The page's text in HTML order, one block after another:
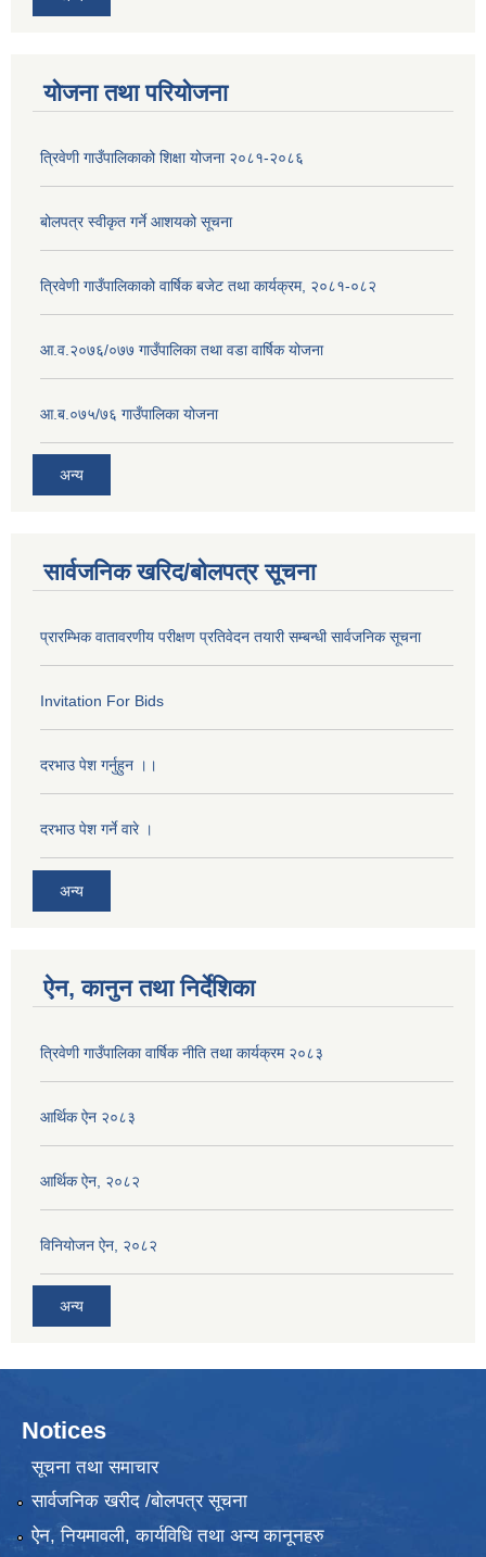
योजना तथा परियोजना
त्रिवेणी गाउँपालिकाको शिक्षा योजना २०८१-२०८६
बोलपत्र स्वीकृत गर्ने आशयको सूचना
त्रिवेणी गाउँपालिकाको वार्षिक बजेट तथा कार्यक्रम, २०८१-०८२
आ.व.२०७६/०७७ गाउँपालिका तथा वडा वार्षिक योजना
आ.ब.०७५/७६ गाउँपालिका योजना
अन्य
सार्वजनिक खरिद/बोलपत्र सूचना
प्रारम्भिक वातावरणीय परीक्षण प्रतिवेदन तयारी सम्बन्धी सार्वजनिक सूचना
Invitation For Bids
दरभाउ पेश गर्नुहुन ।।
दरभाउ पेश गर्ने वारे ।
अन्य
ऐन, कानुन तथा निर्देशिका
त्रिवेणी गाउँपालिका वार्षिक नीति तथा कार्यक्रम २०८३
आर्थिक ऐन २०८३
आर्थिक ऐन, २०८२
विनियोजन ऐन, २०८२
अन्य
Notices
सूचना तथा समाचार
सार्वजनिक खरीद /बोलपत्र सूचना
ऐन, नियमावली, कार्यविधि तथा अन्य कानूनहरु